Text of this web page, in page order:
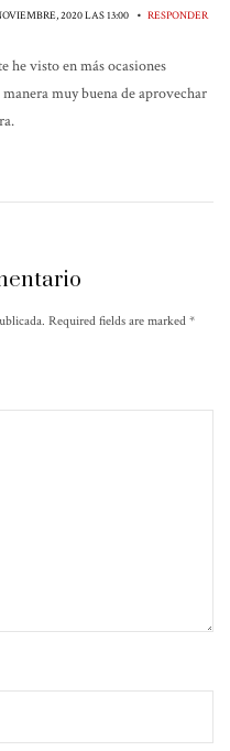
2020 LAS 13:00 • RESPONDER
he visto en más ocasiones
muy buena de aprovechar
Required fields are marked*